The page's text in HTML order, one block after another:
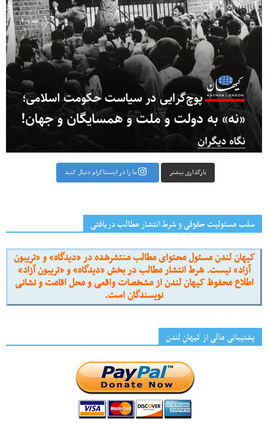
بارگذاری بیشتر ما را در اینستاگرام دنبال کنید
سلب مسئولیت حقوقی و شرط انتشار مطالب دریافتی
کیهان لندن مسئول محتوای مطالب منتشرشده در «دیدگاه» و «تریبون
آزاد» نیست. شرط انتشار مطالب در بخش «دیدگاه» و «تریبون آزاد»
اطلاع محفوظ کیهان لندن از مشخصات واقعی و محل اقامت و نشانی
نویسندگان است.
پشتیبانی مالی از کیهانِ لندن